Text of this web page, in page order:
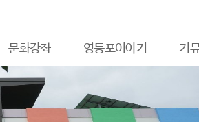
문화강좌 영등포이야기 커